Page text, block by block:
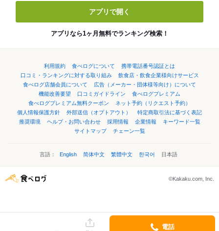
アプリで開く
アプリなら1ヶ月無料でランキング検索！
利用規約 食べログについて
携帯電話番号認証とは
口コミ・ランキングに対する取り組み
飲食店・飲食企業様向けサービス
食べログ店舗会員について
広告（メーカー・団体様等向け）について
機能改善要望
口コミガイドライン
食べログプレミアム
食べログプレミアム無料クーポン
ネット予約（リクエスト予約）
個人情報保護方針
外部送信（オプトアウト）
特定商取引法に基づく表記
推奨環境
ヘルプ・お問い合わせ 採用情報 企業情報
キーワード一覧
サイトマップ
チェーン一覧
言語： English 简体中文 繁體中文 한국어 日本語
©Kakaku.com, Inc.
電話